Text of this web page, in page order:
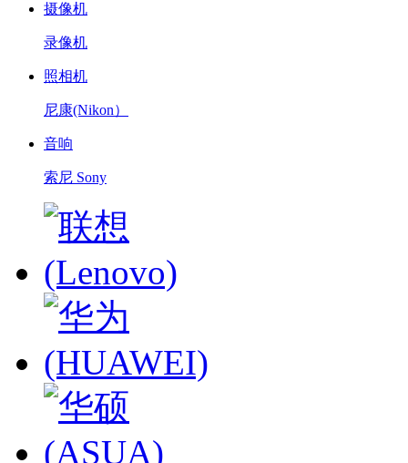
摄像机
录像机
照相机
尼康(Nikon）
音响
索尼 Sony